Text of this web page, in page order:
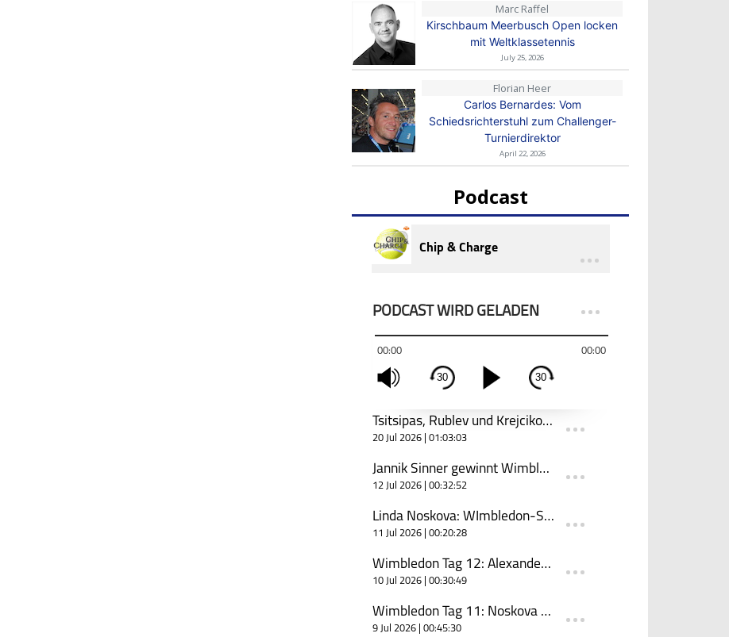
Marc Raffel
Kirschbaum Meerbusch Open locken
mit Weltklassetennis
July 25, 2026
Florian Heer
Carlos Bernardes: Vom
Schiedsrichterstuhl zum Challenger-
Turnierdirektor
April 22, 2026
Podcast